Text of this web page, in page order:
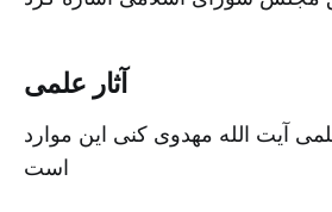
آثار علمی
آیت الله مهدوی کنی این موارد
است